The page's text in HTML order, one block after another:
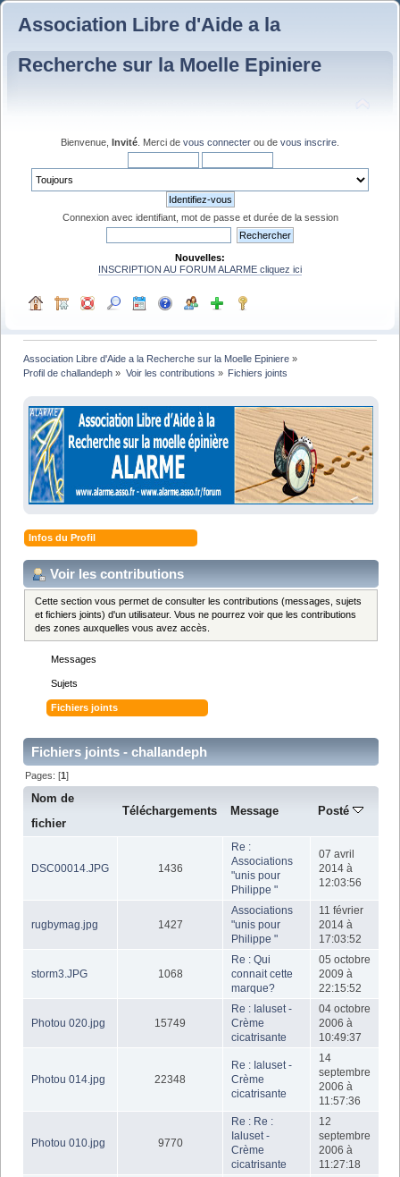
Association Libre d'Aide a la
Recherche sur la Moelle Epiniere
Bienvenue, Invité . Merci de vous connecter ou de vous inscrire
Connexion avec identifiant, mot de passe et durée de la session
Nouvelles:
INSCRIPTION AU FORUM ALARME cliquez ici
Association Libre d'Aide a la Recherche sur la Moelle Epiniere »
Profil de challandeph » Voir les contributions » Fichiers joints
Infos du Profil
Voir les contributions
Cette section vous permet de consulter les contributions (messages, sujets
et fichiers joints) d'un utilisateur. Vous ne pourrez voir que les contributions
des zones auxquelles vous avez accès.
Messages
Sujets
Fichiers joints
Fichiers joints - challandeph
Pages: [1]
Nom de
fichier
Téléchargements Message Posté
DSC00014.JPG 1436
Re :
Associations
"unis pour
Philippe "
07 avril
2014 à
12:03:56
rugbymag.jpg 1427
Associations
"unis pour
Philippe "
11 février
2014 à
17:03:52
storm3.JPG 1068
Re : Qui
connait cette
marque?
05 octobre
2009 à
22:15:52
Photou 020.jpg 15749
Re : Ialuset -
Crème
cicatrisante
04 octobre
2006 à
10:49:37
Photou 014.jpg 22348
Re : Ialuset -
Crème
cicatrisante
14
septembre
2006 à
11:57:36
Photou 010.jpg 9770
Re : Re :
Ialuset -
Crème
cicatrisante
12
septembre
2006 à
11:27:18